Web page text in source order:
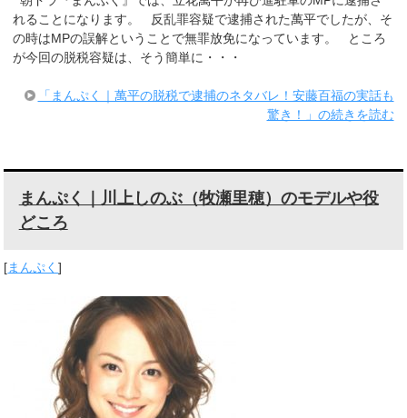
れることになります。 反乱罪容疑で逮捕された萬平でしたが、そ
の時はMPの誤解ということで無罪放免になっています。 ところ
が今回の脱税容疑は、そう簡単に・・・
「まんぷく｜萬平の脱税で逮捕のネタバレ！安藤百福の実話も
驚き！」の続きを読む
まんぷく｜川上しのぶ（牧瀬里穂）のモデルや役
どころ
[まんぷく]